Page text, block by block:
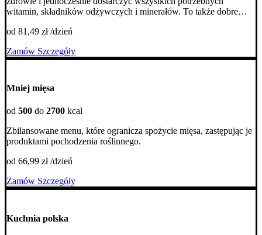
witamin, składników odżywczych i minerałów. To także dobre
zdrowym odżywianiem.
od 81,49 zł /dzień
Zamów Szczegóły
Mniej mięsa
od 500 do 2700 kcal
Zbilansowane menu, które ogranicza spożycie mięsa, zastępując je
produktami pochodzenia roślinnego.
od 66,99 zł /dzień
Zamów Szczegóły
Kuchnia polska